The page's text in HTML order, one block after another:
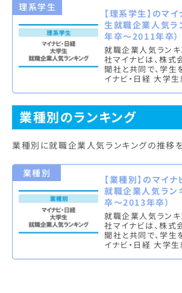
理系学生
【理系学生】のマ
生就職企業人気ラ
年卒～2011年卒）
就職企業人気ラン
社マイナビは、株
聞社と共同で、学生
イナビ・日経 大学
業種別のランキング
業種別に就職企業人気ランキングの推移
業種別
【業種別】のマイ
就職企業人気ラン
卒～2013年卒）
就職企業人気ラン
社マイナビは、株
聞社と共同で、学生
イナビ・日経 大学